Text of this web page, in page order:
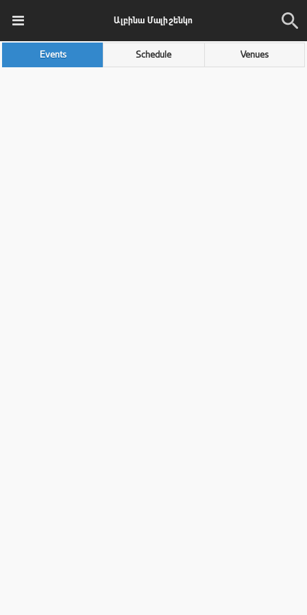
Ալբինա Մալիշենկո
Events Schedule Venues